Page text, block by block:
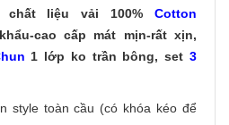
chất liệu vải 100%Cotton
cao cấp mát mịn-rất xịn,
hun 1 lớp ko trần bông, set3
style toàn cầu (có khóa kéo để